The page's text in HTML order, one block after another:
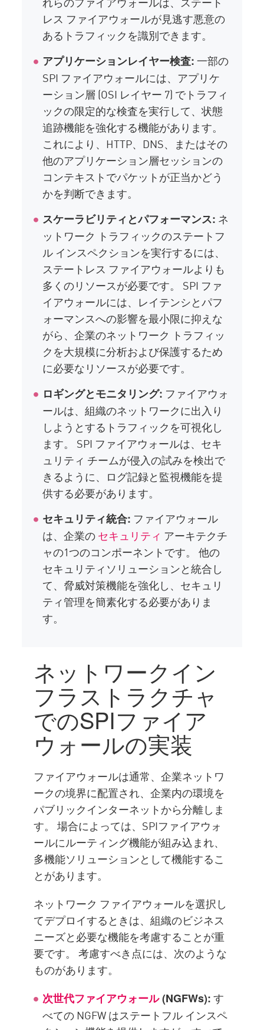
レス ファイアウォールが見逃す悪意の
あるトラフィックを識別できます。
アプリケーションレイヤー検査:一部の
SPI ファイアウォールには、アプリケ
ーション層 (OSI レイヤー 7) でトラフィ
ックの限定的な検査を実行して、状態
追跡機能を強化する機能があります。
これにより、HTTP、DNS、またはその
他のアプリケーション層セッションの
コンテキストでパケットが正当かどう
かを判断できます。
スケーラビリティとパフォーマンス: ネ
ットワーク トラフィックのステートフ
ル インスペクションを実行するには、
ステートレス ファイアウォールよりも
多くのリソースが必要です。 SPI ファ
イアウォールには、レイテンシとパフ
ォーマンスへの影響を最小限に抑えな
がら、企業のネットワーク トラフィッ
クを大規模に分析および保護するため
に必要なリソースが必要です。
ロギングとモニタリング: ファイアウォ
ールは、組織のネットワークに出入り
しようとするトラフィックを可視化し
ます。 SPI ファイアウォールは、セキ
ュリティ チームが侵入の試みを検出で
きるように、ログ記録と監視機能を提
供する必要があります。
セキュリティ統合: ファイアウォール
は、企業のセキュリティ アーキテクチ
ャの1つのコンポーネントです。 他の
セキュリティソリューションと統合し
て、脅威対策機能を強化し、セキュリ
ティ管理を簡素化する必要がありま
す。
ネットワークイン
フラストラクチャ
でのSPIファイア
ウォールの実装
ファイアウォールは通常、企業ネットワ
ークの境界に配置され、企業内の環境を
パブリックインターネットから分離しま
す。 場合によっては、SPIファイアウォ
ールにルーティング機能が組み込まれ、
多機能ソリューションとして機能するこ
とがあります。
ネットワーク ファイアウォールを選択し
てデプロイするときは、組織のビジネス
ニーズと必要な機能を考慮することが重
要です。 考慮すべき点には、次のような
ものがあります。
次世代ファイアウォール(NGFWs):す
べての NGFW はステートフル インスペ